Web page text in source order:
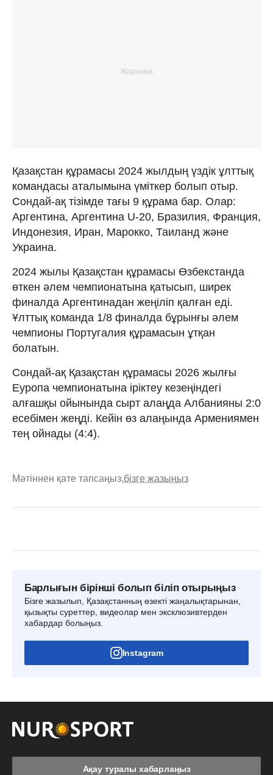
Қазақстан құрамасы 2024 жылдың үздік ұлттық
командасы аталымына үміткер болып отыр.
Сондай-ақ тізімде тағы 9 құрама бар. Олар:
Аргентина, Аргентина U-20, Бразилия, Франция,
Индонезия, Иран, Марокко, Таиланд және
Украина.
2024 жылы Қазақстан құрамасы Өзбекстанда
өткен әлем чемпионатына қатысып, ширек
финалда Аргентинадан жеңіліп қалған еді.
Ұлттық команда 1/8 финалда бұрынғы әлем
чемпионы Португалия құрамасын ұтқан
болатын.
Сондай-ақ Қазақстан құрамасы 2026 жылғы
Еуропа чемпионатына іріктеу кезеңіндегі
алғашқы ойынында сырт алаңда Албанияны 2:0
есебімен жеңді. Кейін өз алаңында Армениямен
тең ойнады (4:4).
Мәтіннен қате тапсаңыз,бізге жазыңыз
Барлығын бірінші болып біліп отырыңыз
Бізге жазылып, Қазақстанның өзекті жаңалықтарынан,
қызықты суреттер, видеолар мен эксклюзивтерден
хабардар болыңыз.
Instagram
Ақау туралы хабарлаңыз